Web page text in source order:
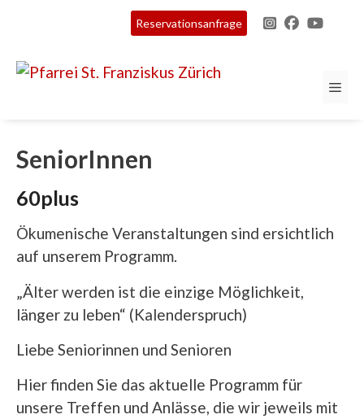
Reservationsanfrage
SeniorInnen
60plus
Ökumenische Veranstaltungen sind ersichtlich
auf unserem Programm.
„Älter werden ist die einzige Möglichkeit,
länger zu leben“ (Kalenderspruch)
Liebe Seniorinnen und Senioren
Hier finden Sie das aktuelle Programm für
unsere Treffen und Anlässe, die wir jeweils mit